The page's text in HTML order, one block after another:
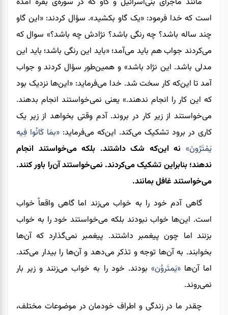
است که خدا فرمود: «یک گاو بکشید». سؤال کردند: «این گاو
چند ساله باشد؟ چه رنگی باشد؟ نژادش چه باشد؟» سوال که
می‌کردند جواب هم باید می‌آمد؛ «باید این رنگی باشد؛ باید این
مدلی باشد. این نژاد باشد» و همین‌طور سؤال کردند و جواب
آمد تا این‌که کار سخت شد. خدا می‌فرماید: «این‌ها نزدیک بود
که این کار را انجام ندهند.» یعنی نمی‌خواستند انجام بدهند.
می‌خواستند از زیر کار در بروند. آدم وقتی بخواهد از زیر یک
کاری در برود تشکیک می‌کند. این‌که می‌فرماید: «بمَا كَانُوا فِيه
يَمْتَرُونَ» نه این‌که شک داشتند. بلکه می‌خواستند انجام
ندهند؛ بنابراین تشکیک می‌کردند. نمی‌خواستند آن‌را باور کنند.
می‌خواستند غافل بمانند.
گاهی آدم خود را به خواب می‌زند اما گاهی واقعاً خواب
است. این‌ها خواب نبودند بلکه می‌خواستند خود را به خواب
بزنند اما چون پیغمبر داشتند. پیغمبر نمی‌گذارد که آن‌ها
بخوابند. به آن‌ها توجه و تذکر می‌دهد و آن‌ها را بیدار می‌کند.
اما آن‌ها«یَمتَروُن» بودند. خود را به خواب می‌زنند و زیر بار
نمی‌روند.
چقدر ما در زندگی و اطراف خودمان در موضوعات مختلف،